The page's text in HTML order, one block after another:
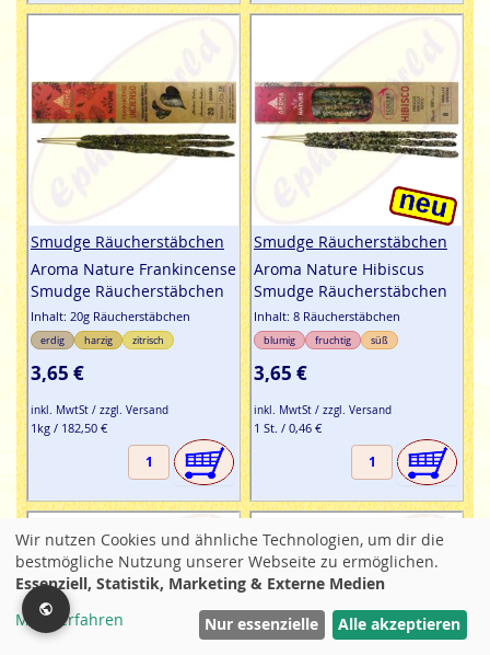
Smudge Räucherstäbchen
Aroma Nature Frankincense
Smudge Räucherstäbchen
Inhalt: 20g Räucherstäbchen
erdig harzig zitrisch
3,65 €
inkl. MwtSt / zzgl. Versand
1kg / 182,50 €
Smudge Räucherstäbchen
Aroma Nature Hibiscus
Smudge Räucherstäbchen
Inhalt: 8 Räucherstäbchen
blumig fruchtig süß
3,65 €
inkl. MwtSt / zzgl. Versand
1 St. / 0,46 €
Filter
Wir nutzen Cookies und ähnliche Technologien, um dir die
bestmögliche Nutzung unserer Webseite zu ermöglichen.
Essenziell, Statistik, Marketing & Externe Medien
Mehr erfahren
Nur essenzielle Alle akzeptieren